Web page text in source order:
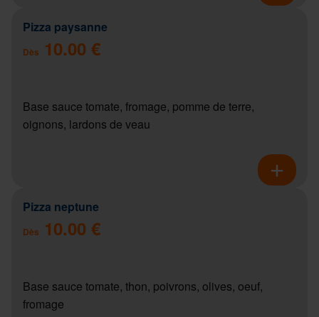
Pizza paysanne
Dès 10.00 €
Base sauce tomate, fromage, pomme de terre,
oignons, lardons de veau
Pizza neptune
Dès 10.00 €
Base sauce tomate, thon, poivrons, olives, oeuf,
fromage